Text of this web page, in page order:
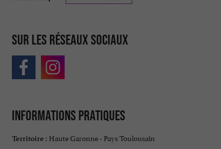
Sur les réseaux sociaux
Informations pratiques
Territoire : Haute Garonne - Pays Toulousain